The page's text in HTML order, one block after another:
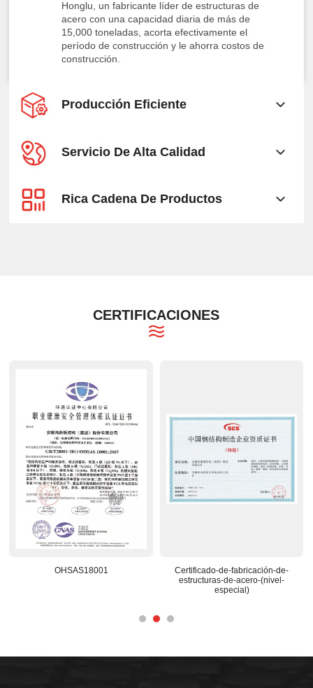
Honglu, un fabricante líder de estructuras de
acero con una capacidad diaria de más de
15,000 toneladas, acorta efectivamente el
período de construcción y le ahorra costos de
construcción.
Producción Eficiente
Servicio De Alta Calidad
Rica Cadena De Productos
CERTIFICACIONES
Centro-de-I+D-reconocido-a-
Base-de-construccion-
nacional